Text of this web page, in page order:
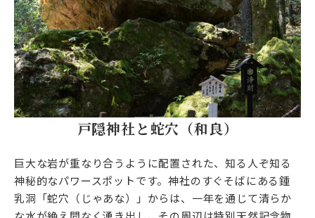
戸隠神社と蛇穴（和良）
巨大な岩が重なり合うように配置された、知る人ぞ知る
神秘的なパワースポットです。神社のすぐそばにある鍾
乳洞「蛇穴（じゃあな）」からは、一年を通じて清らか